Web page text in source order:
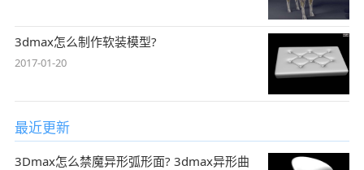
3dmax怎么制作软装模型?
2017-01-20
最近更新
3Dmax怎么禁魔异形弧形面? 3dmax异形曲